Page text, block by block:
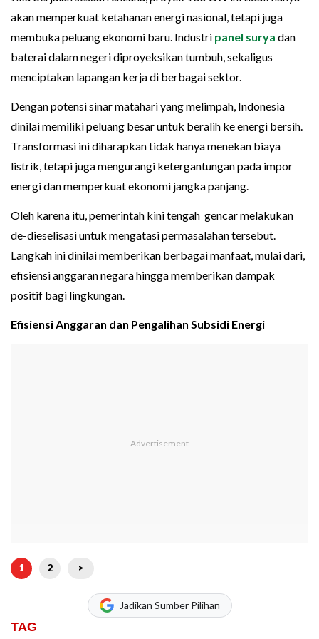
akan memperkuat ketahanan energi nasional, tetapi juga
membuka peluang ekonomi baru. Industri panel surya dan
baterai dalam negeri diproyeksikan tumbuh, sekaligus
menciptakan lapangan kerja di berbagai sektor.
Dengan potensi sinar matahari yang melimpah, Indonesia
dinilai memiliki peluang besar untuk beralih ke energi bersih.
Transformasi ini diharapkan tidak hanya menekan biaya
listrik, tetapi juga mengurangi ketergantungan pada impor
energi dan memperkuat ekonomi jangka panjang.
Oleh karena itu, pemerintah kini tengah gencar melakukan
de-dieselisasi untuk mengatasi permasalahan tersebut.
Langkah ini dinilai memberikan berbagai manfaat, mulai dari,
efisiensi anggaran negara hingga memberikan dampak
positif bagi lingkungan.
Efisiensi Anggaran dan Pengalihan Subsidi Energi
1 2 >
Jadikan Sumber Pilihan
TAG